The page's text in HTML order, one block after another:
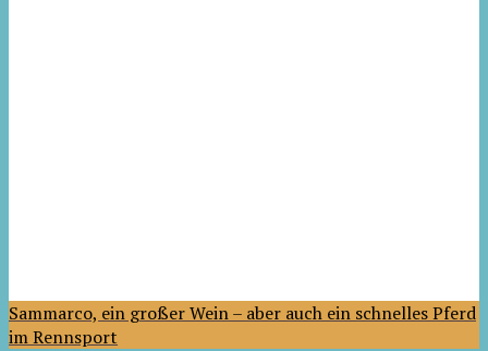
Sammarco, ein großer Wein – aber auch ein schnelles Pferd
im Rennsport